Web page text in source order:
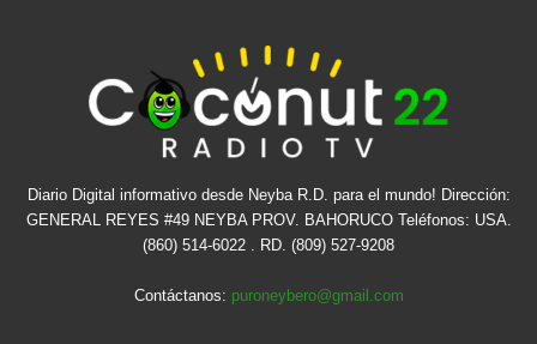
Diario Digital informativo desde Neyba R.D. para el mundo! Dirección:
GENERAL REYES #49 NEYBA PROV. BAHORUCO Teléfonos: USA.
(860) 514-6022 . RD. (809) 527-9208
Contáctanos: puroneybero@gmail.com